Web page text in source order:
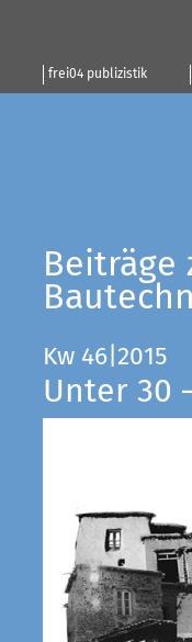
frei04 publizistik
Beiträge
Kw 46|2015
Unter 30